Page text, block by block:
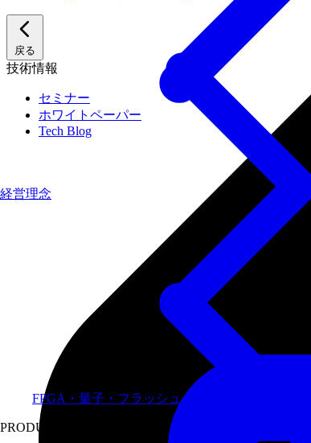
戻る
技術情報
セミナー
ホワイトペーパー
Tech Blog
経営理念
FPGA・量子・フラッシュメモリなど専門領域に
PRODUCTS